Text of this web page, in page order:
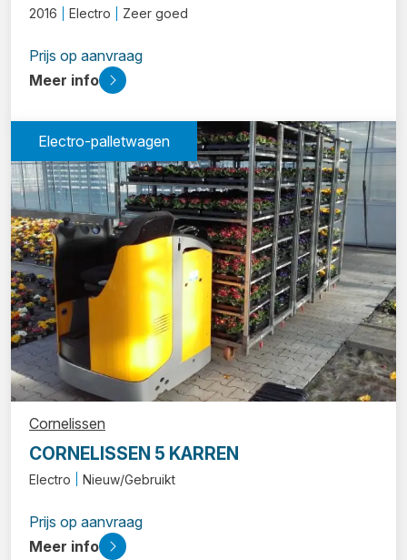
2016 Electro Zeer goed
Prijs op aanvraag
Meer info
Electro-palletwagen
Cornelissen
CORNELISSEN 5 KARREN
Electro Nieuw/Gebruikt
Prijs op aanvraag
Meer info